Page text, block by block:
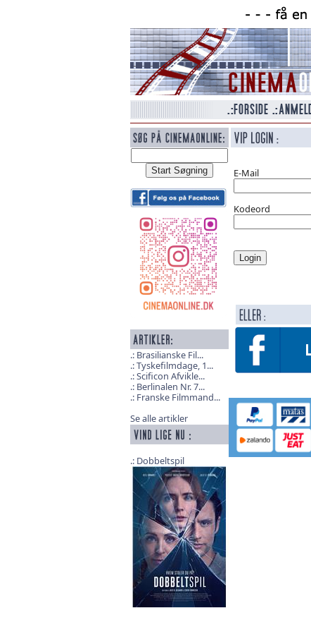
Brasilianske Fil...
Tyskefilmdage, 1...
Scificon Afvikle...
Berlinalen Nr. 7...
Franske Filmmand...
Se alle artikler
Dobbeltspil
E-Mail
Kodeord